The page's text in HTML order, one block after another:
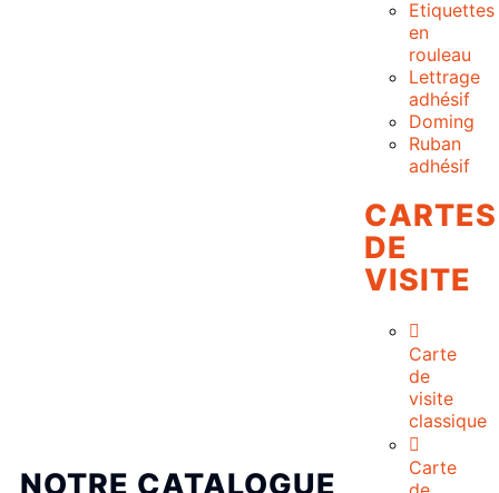
Etiquettes
en
rouleau
Lettrage
adhésif
Doming
Ruban
adhésif
CARTES
DE
VISITE
Carte
de
visite
classique
Carte
NOTRE CATALOGUE